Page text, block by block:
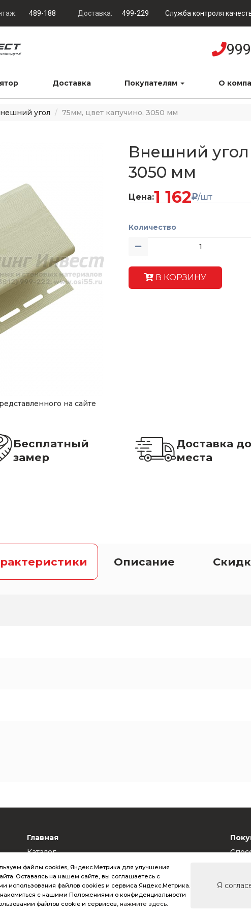
489-188 Доставка: 499-229 Служба контроля
Доставка Покупателям О
угол 75мм, цвет капучино, 3050 мм
на сайте
Внешний угол
3050 мм
Цена:1 162 /шт
Количество
В КОРЗИНУ
Бесплатный
замер
Доставка до
места
Описание
Главная
Каталог
Гарантия качества
Доставка
Контакты
файлы cookies, Яндекс.Метрика для улучшения
Оставаясь на нашем сайте, вы соглашаетесь с
использования файлов cookies и сервиса Яндекс.Метрика.
с нашими Положениями о конфиденциальности
файлов cookie и сервисов, нажмите здесь.
Я